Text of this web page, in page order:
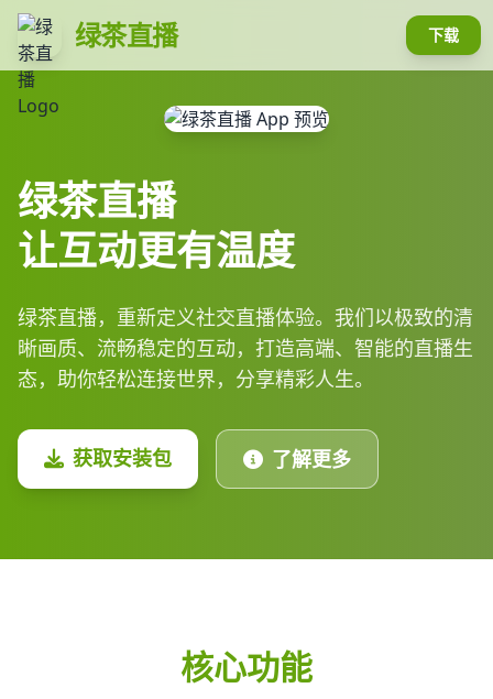
绿茶直播 下载
绿茶直播
让互动更有温度
绿茶直播，重新定义社交直播体验。我们以极致的清
晰画质、流畅稳定的互动，打造高端、智能的直播生
态，助你轻松连接世界，分享精彩人生。
获取安装包 了解更多
核心功能